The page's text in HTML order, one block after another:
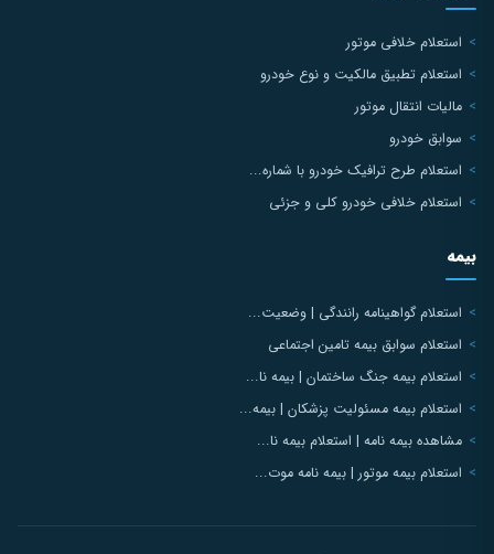
استعلام خلافی موتور
استعلام تطبیق مالکیت و نوع خودرو
مالیات انتقال موتور
سوابق خودرو
استعلام طرح ترافیک خودرو با شماره...
استعلام خلافی خودرو کلی و جزئی
بیمه
استعلام گواهینامه رانندگی | وضعیت...
استعلام سوابق بیمه تامین اجتماعی
استعلام بیمه جنگ ساختمان | بیمه نا...
استعلام بیمه مسئولیت پزشکان | بیمه...
مشاهده بیمه نامه | استعلام بیمه نا...
استعلام بیمه موتور | بیمه نامه موت...